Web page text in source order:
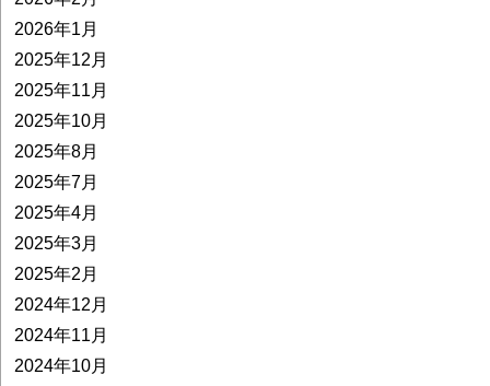
2026年1月
2025年12月
2025年11月
2025年10月
2025年8月
2025年7月
2025年4月
2025年3月
2025年2月
2024年12月
2024年11月
2024年10月